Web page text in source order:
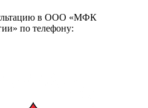
в ООО «МФК
по телефону: